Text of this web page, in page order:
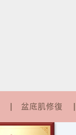
盆底肌修復